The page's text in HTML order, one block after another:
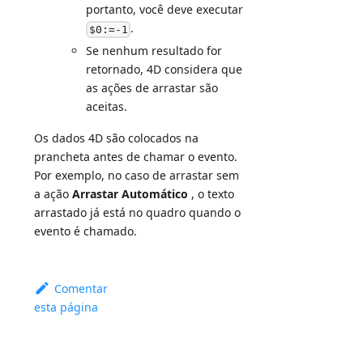
portanto, você deve executar
$0:=-1 .
Se nenhum resultado for
retornado, 4D considera que
as ações de arrastar são
aceitas.
Os dados 4D são colocados na
prancheta antes de chamar o evento.
Por exemplo, no caso de arrastar sem
a açãoArrastar Automático , o texto
arrastado já está no quadro quando o
evento é chamado.
Comentar
esta página